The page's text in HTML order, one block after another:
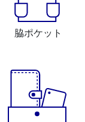
脇ポケット